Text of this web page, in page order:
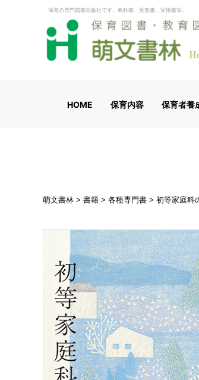
保育の専門図書出版社です。教科書、実習書、実用書等。
HOME 保育内容 保育者養
萌文書林 > 書籍 > 各種専門書 > 初等家庭科